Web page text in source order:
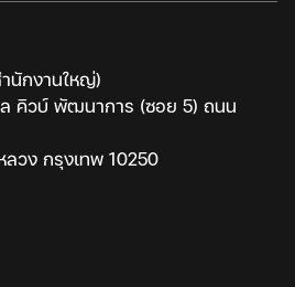
นักงานใหญ่)
ล คิวบ์ พัฒนาการ (ซอย 5) ถนน
วง กรุงเทพ 10250